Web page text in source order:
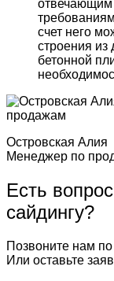
отвечающим
счет него
строения из
бетонной
Островская Алия
Менеджер по
Есть
сайдингу?
Позвоните нам
Или оставьте